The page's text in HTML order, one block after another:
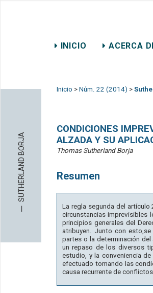
INICIO ACERCA
─
SUTHERLAND BORJA
Inicio > Núm. 22 (2014) >
CONDICIONES
ALZADA Y SU
Thomas Sutherland Borja
Resumen
La regla segunda del
circunstancias imprevisibles
principios generales del
atribuyen. Junto con
partes o la determinación
un repaso de los diversos
estudio, y la conveniencia
efectuado tomando las
causa recurrente de